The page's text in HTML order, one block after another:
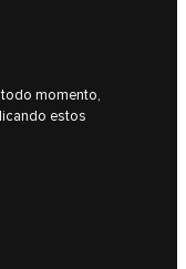
momento,
estos